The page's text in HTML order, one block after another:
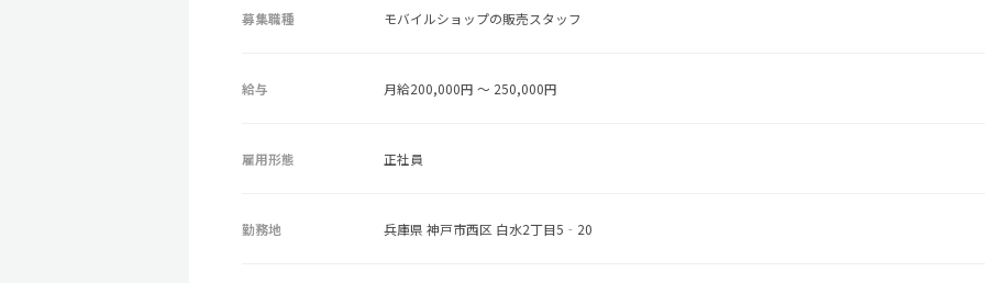
募集職種 モバイルショップの販売スタッフ
給与 月給200,000円 ～ 250,000円
雇用形態 正社員
勤務地 兵庫県 神戸市西区 白水2丁目5‐20